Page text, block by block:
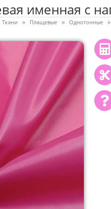
именная с
Ткани » Плащевые » Однотонные »